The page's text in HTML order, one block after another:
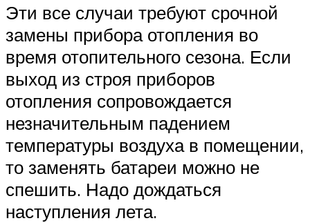
Эти все случаи требуют срочной
замены прибора отопления во
время отопительного сезона. Если
выход из строя приборов
отопления сопровождается
незначительным падением
температуры воздуха в помещении,
то заменять батареи можно не
спешить. Надо дождаться
наступления лета.